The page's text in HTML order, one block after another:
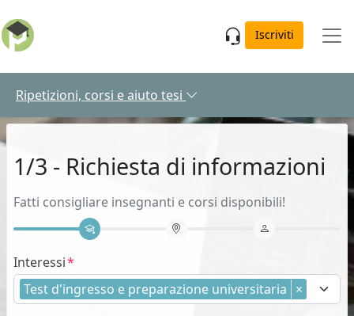
Iscriviti
Ripetizioni, corsi e aiuto tesi
1/3 - Richiesta di informazioni
Fatti consigliare insegnanti e corsi disponibili!
Interessi
Test d'ingresso e preparazione universitaria ×